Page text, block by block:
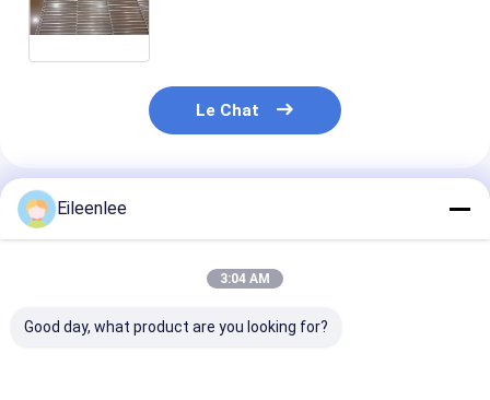
Le Chat
Produits Recommandés
Eileenlee
3:04 AM
Good day, what product are you looking for?